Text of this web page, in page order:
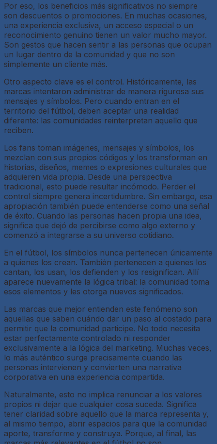
Por eso, los beneficios más significativos no siempre
son descuentos o promociones. En muchas ocasiones,
una experiencia exclusiva, un acceso especial o un
reconocimiento genuino tienen un valor mucho mayor.
Son gestos que hacen sentir a las personas que ocupan
un lugar dentro de la comunidad y que no son
simplemente un cliente más.
Otro aspecto clave es el control. Históricamente, las
marcas intentaron administrar de manera rigurosa sus
mensajes y símbolos. Pero cuando entran en el
territorio del fútbol, deben aceptar una realidad
diferente: las comunidades reinterpretan aquello que
reciben.
Los fans toman imágenes, mensajes y símbolos, los
mezclan con sus propios códigos y los transforman en
historias, diseños, memes o expresiones culturales que
adquieren vida propia. Desde una perspectiva
tradicional, esto puede resultar incómodo. Perder el
control siempre genera incertidumbre. Sin embargo, esa
apropiación también puede entenderse como una señal
de éxito. Cuando las personas hacen propia una idea,
significa que dejó de percibirse como algo externo y
comenzó a integrarse a su universo cotidiano.
En el fútbol, los símbolos nunca pertenecen únicamente
a quienes los crean. También pertenecen a quienes los
cantan, los usan, los defienden y los resignifican. Allí
aparece nuevamente la lógica tribal: la comunidad toma
esos elementos y les otorga nuevos significados.
Las marcas que mejor entienden este fenómeno son
aquellas que saben cuándo dar un paso al costado para
permitir que la comunidad participe. No todo necesita
estar perfectamente controlado ni responder
exclusivamente a la lógica del marketing. Muchas veces,
lo más auténtico surge precisamente cuando las
personas intervienen y convierten una narrativa
corporativa en una experiencia compartida.
Naturalmente, esto no implica renunciar a los valores
propios ni dejar que cualquier cosa suceda. Significa
tener claridad sobre aquello que la marca representa y,
al mismo tiempo, abrir espacios para que la comunidad
aporte, transforme y construya. Porque, al final, las